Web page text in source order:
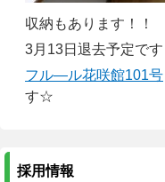
収納もあります！！
3月13日退去予定で
フル―ル花咲館101号
す☆
採用情報